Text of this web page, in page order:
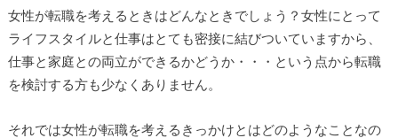
女性が転職を考えるときはどんなときでしょう？女性にとって
ライフスタイルと仕事はとても密接に結びついていますから、
仕事と家庭との両立ができるかどうか・・・という点から転職
を検討する方も少なくありません。
それでは女性が転職を考えるきっかけとはどのようなことなの